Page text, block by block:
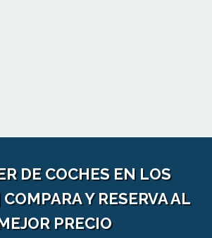
DE COCHES EN LOS
Y RESERVA AL
PRECIO